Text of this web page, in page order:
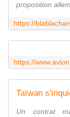
proposition
Un contrat